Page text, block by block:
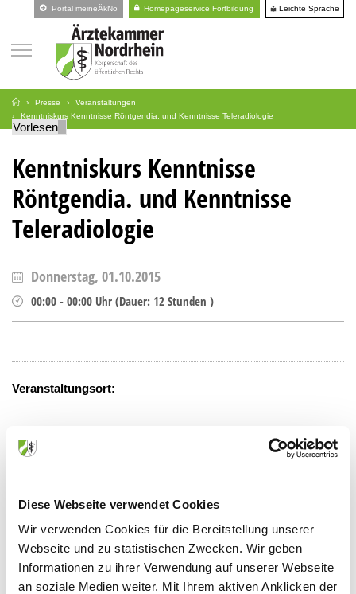
Diese Webseite verwendet Cookies
Wir verwenden Cookies für die Bereitstellung unserer
Webseite und zu statistischen Zwecken. Wir geben
Informationen zu ihrer Verwendung auf unserer Webseite
an soziale Medien weiter. Mit Ihrem aktiven Anklicken der
Portal meineÄkNo Homepageservice Fortbildung Leichte Sprache
Presse
Veranstaltungen
Kenntniskurs Kenntnisse Röntgendia. und Kenntnisse Teleradiologie
Vorlesen
Kenntniskurs Kenntnisse
Röntgendia. und Kenntnisse
Teleradiologie
Donnerstag, 01.10.2015
00:00 - 00:00 Uhr (Dauer: 12 Stunden )
Veranstaltungsort:
Anbieter:
Ansprechpartner: